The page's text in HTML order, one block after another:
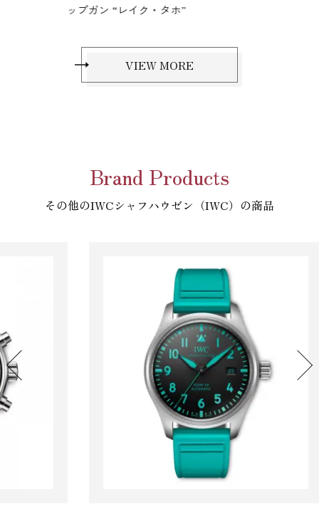
ップガン “レイク・タホ”
VIEW MORE
Brand Products
その他のIWCシャフハウゼン（IWC）の商品